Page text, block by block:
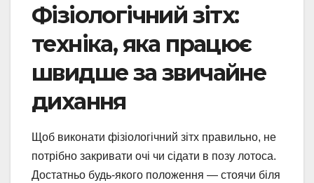
Фізіологічний зітх:
техніка, яка працює
швидше за звичайне
дихання
Щоб виконати фізіологічний зітх правильно, не
потрібно закривати очі чи сідати в позу лотоса.
Достатньо будь-якого положення — стоячи біля